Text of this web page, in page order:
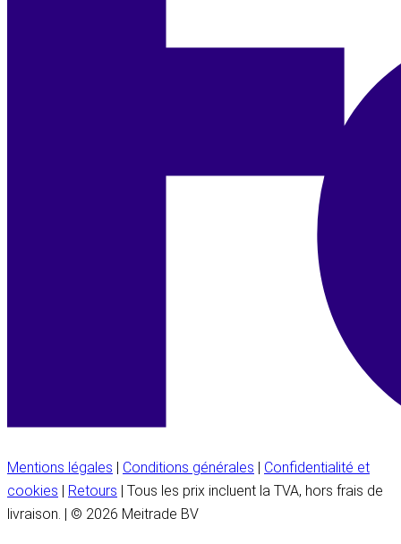
Mentions légales | Conditions générales | Confidentialité et
cookies | Retours | Tous les prix incluent la TVA, hors frais de
livraison. | © 2026 Meitrade BV